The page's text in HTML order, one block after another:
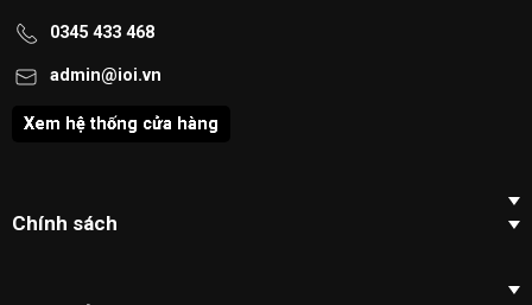
0345 433 468
admin@ioi.vn
Xem hệ thống cửa hàng
Chính sách